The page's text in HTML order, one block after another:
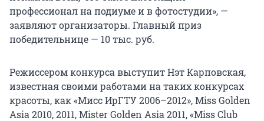
профессионал на подиуме и в фотостудии», —
заявляют организаторы. Главный приз
победительнице — 10 тыс. руб.
Режиссером конкурса выступит Нэт Карповская,
известная своими работами на таких конкурсах
красоты, как «Мисс ИрГТУ 2006–2012», Miss Golden
Asia 2010, 2011, Mister Golden Asia 2011, «Miss Club